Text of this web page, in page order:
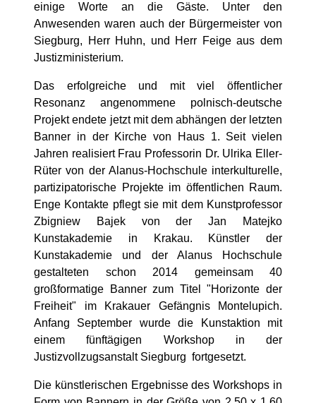
einige Worte an die Gäste. Unter den
Anwesenden waren auch der Bürgermeister von
Siegburg, Herr Huhn, und Herr Feige aus dem
Justizministerium.
Das erfolgreiche und mit viel öffentlicher
Resonanz angenommene polnisch-deutsche
Projekt endete jetzt mit dem abhängen der letzten
Banner in der Kirche von Haus 1. Seit vielen
Jahren realisiert Frau Professorin Dr. Ulrika Eller-
Rüter von der Alanus-Hochschule interkulturelle,
partizipatorische Projekte im öffentlichen Raum.
Enge Kontakte pflegt sie mit dem Kunstprofessor
Zbigniew Bajek von der Jan Matejko
Kunstakademie in Krakau. Künstler der
Kunstakademie und der Alanus Hochschule
gestalteten schon 2014 gemeinsam 40
großformatige Banner zum Titel "Horizonte der
Freiheit" im Krakauer Gefängnis Montelupich.
Anfang September wurde die Kunstaktion mit
einem fünftägigen Workshop in der
Justizvollzugsanstalt Siegburg fortgesetzt.
Die künstlerischen Ergebnisse des Workshops in